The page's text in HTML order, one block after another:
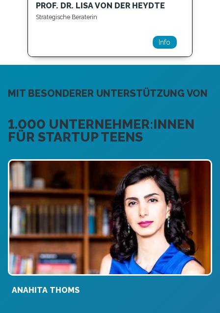
PROF. DR. LISA VON DER HEYDTE
Strategische Beraterin
Info
MIT BESONDERER UNTERSTÜTZUNG VON
1.000 UNTERNEHMER:INNEN
FÜR STARTUP TEENS
ANAHITA THOMS